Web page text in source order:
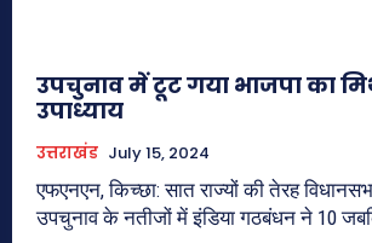
उपचुनाव में टूट गया भाजपा का
उपाध्याय
उत्तराखंड July 15, 2024
एफएनएन, किच्छा: सात राज्यों की तेरह
उपचुनाव के नतीजों में इंडिया गठबंधन ने 10